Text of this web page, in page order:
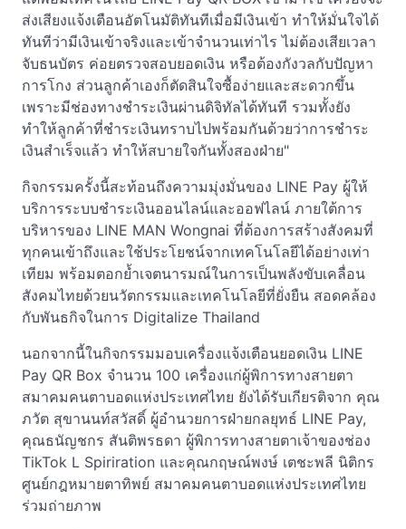
ส่งเสียงแจ้งเตือนอัตโนมัติทันทีเมื่อมีเงินเข้า ทำให้มั่นใจได้
ทันทีว่ามีเงินเข้าจริงและเข้าจำนวนเท่าไร ไม่ต้องเสียเวลา
จับธนบัตร ค่อยตรวจสอบยอดเงิน หรือต้องกังวลกับปัญหา
การโกง ส่วนลูกค้าเองก็ตัดสินใจซื้อง่ายและสะดวกขึ้น
เพราะมีช่องทางชำระเงินผ่านดิจิทัลได้ทันที รวมทั้งยัง
ทำให้ลูกค้าที่ชำระเงินทราบไปพร้อมกันด้วยว่าการชำระ
เงินสำเร็จแล้ว ทำให้สบายใจกันทั้งสองฝ่าย"
กิจกรรมครั้งนี้สะท้อนถึงความมุ่งมั่นของ LINE Pay ผู้ให้
บริการระบบชำระเงินออนไลน์และออฟไลน์ ภายใต้การ
บริหารของ LINE MAN Wongnai ที่ต้องการสร้างสังคมที่
ทุกคนเข้าถึงและใช้ประโยชน์จากเทคโนโลยีได้อย่างเท่า
เทียม พร้อมตอกย้ำเจตนารมณ์ในการเป็นพลังขับเคลื่อน
สังคมไทยด้วยนวัตกรรมและเทคโนโลยีที่ยั่งยืน สอดคล้อง
กับพันธกิจในการ Digitalize Thailand
นอกจากนี้ในกิจกรรมมอบเครื่องแจ้งเตือนยอดเงิน LINE
Pay QR Box จำนวน 100 เครื่องแก่ผู้พิการทางสายตา
สมาคมคนตาบอดแห่งประเทศไทย ยังได้รับเกียรติจาก คุณ
ภวัต สุขานนท์สวัสดิ์ ผู้อำนวยการฝ่ายกลยุทธ์ LINE Pay,
คุณธนัญชกร สันติพรธดา ผู้พิการทางสายตาเจ้าของช่อง
TikTok L Spiriration และคุณกฤษณ์พงษ์ เตชะพลี นิติกร
ศูนย์กฎหมายตาทิพย์ สมาคมคนตาบอดแห่งประเทศไทย
ร่วมถ่ายภาพ